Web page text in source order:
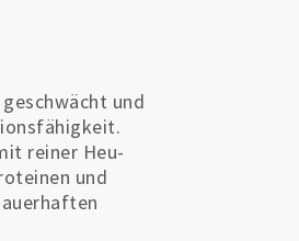
und
reiner Heu-
und